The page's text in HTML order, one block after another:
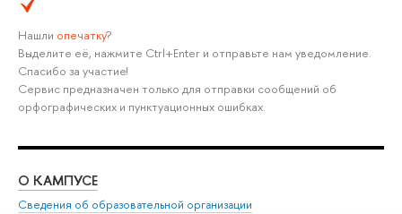
Нашли опечатку?
Выделите её, нажмите Ctrl+Enter и отправьте нам уведомление.
Спасибо за участие!
Сервис предназначен только для отправки сообщений об
орфографических и пунктуационных ошибках.
О КАМПУСЕ
Сведения об образовательной организации